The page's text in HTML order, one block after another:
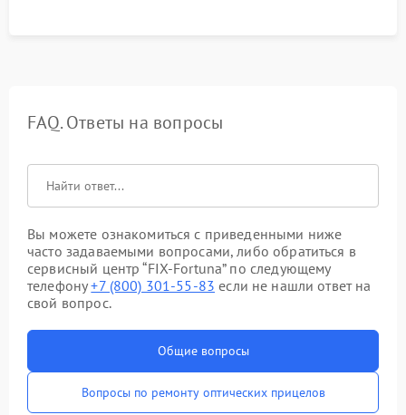
FAQ. Ответы на вопросы
Вы можете ознакомиться с приведенными ниже
часто задаваемыми вопросами, либо обратиться в
сервисный центр “FIX-Fortuna” по следующему
телефону+7 (800) 301-55-83 если не нашли ответ на
свой вопрос.
Общие вопросы
Вопросы по ремонту оптических прицелов